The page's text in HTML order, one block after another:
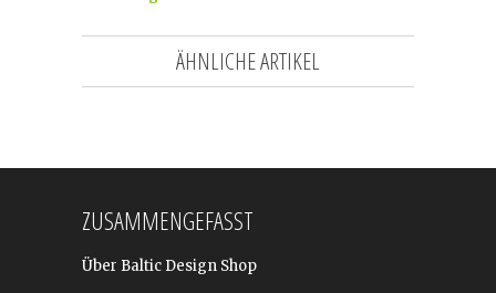
ÄHNLICHE ARTIKEL
ZUSAMMENGEFASST
Über Baltic Design Shop